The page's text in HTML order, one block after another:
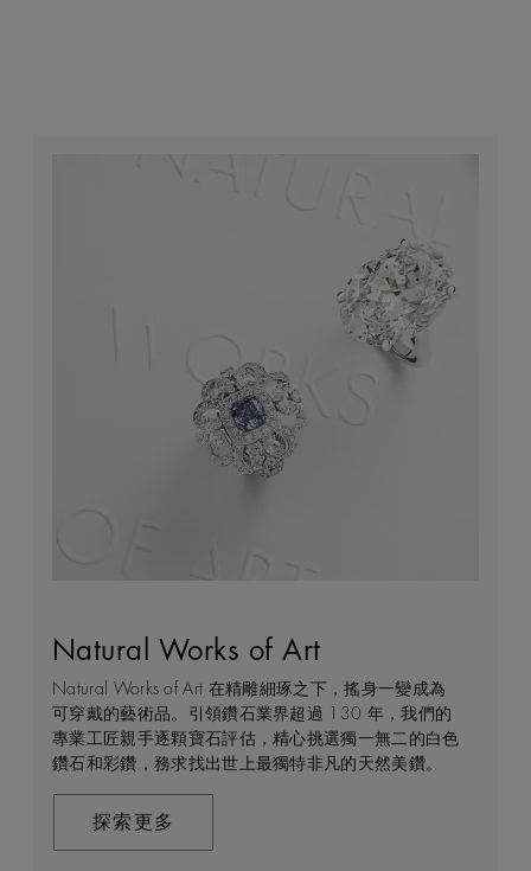
Natural Works of Art
Natural Works of Art 在精雕細琢之下，搖身一變成為
可穿戴的藝術品。引領鑽石業界超過 130 年，我們的
專業工匠親手逐顆寶石評估，精心挑選獨一無二的白色
鑽石和彩鑽，務求找出世上最獨特非凡的天然美鑽。
探索更多
鑽石珠寶創作的藝術
De Beers 作為鑽石珠寶藝術的領導者，在鑽石之旅的
每個階段 —— 從鑽石原石的開採到打造成世代相傳的
瑰寶 —— 均擁有舉足輕重的獨特地位。 我們探索並揭
示大自然的珍稀寶藏所潛藏的醉人魅力，精心創造出工
在這趟追尋極致瑰寶的旅程，對完美的追求與卓越的專
建設永恒
我們每天都能親眼目感受天然美鑽何等珍貴，對佩戴者
和製作過程中的所有人而言，鑽石都是大自然的瑰寶。
因此我們致力確保每顆鑽石都能對開採地當地的人民和
環境帶來長久的正面影響。我們將此承諾稱為「建設永
探索更多
客戶服務
不論您身處家中或到訪我們其中一間商店，我們都渴望
能為您提供度身訂造的購物體驗。預約親臨精品店或線
上購物體驗，即可透過私人諮詢得到專家協助和指導。
聯絡我們